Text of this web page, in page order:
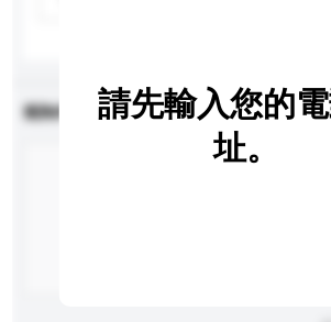
查詢內容
請先輸入您的
址。